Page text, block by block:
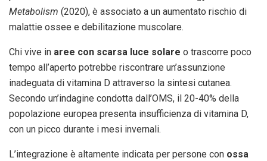
Metabolism (2020), è associato a un aumentato rischio di
malattie ossee e debilitazione muscolare.
Chi vive in aree con scarsa luce solare o trascorre poco
tempo all’aperto potrebbe riscontrare un’assunzione
inadeguata di vitamina D attraverso la sintesi cutanea.
Secondo un’indagine condotta dall’OMS, il 20-40% della
popolazione europea presenta insufficienza di vitamina D,
con un picco durante i mesi invernali.
L’integrazione è altamente indicata per persone con ossa